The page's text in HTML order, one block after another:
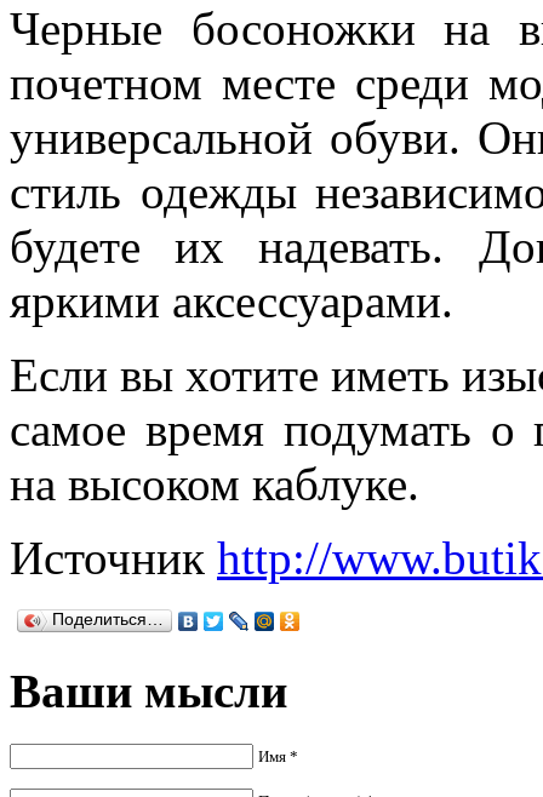
Черные босоножки на
почетном месте среди
универсальной обуви.
стиль одежды
будете их надевать.
яркими аксессуарами.
Если вы хотите иметь
самое время подумать о
на высоком каблуке.
Источник http://
Поделиться…
Ваши мысли
Имя *